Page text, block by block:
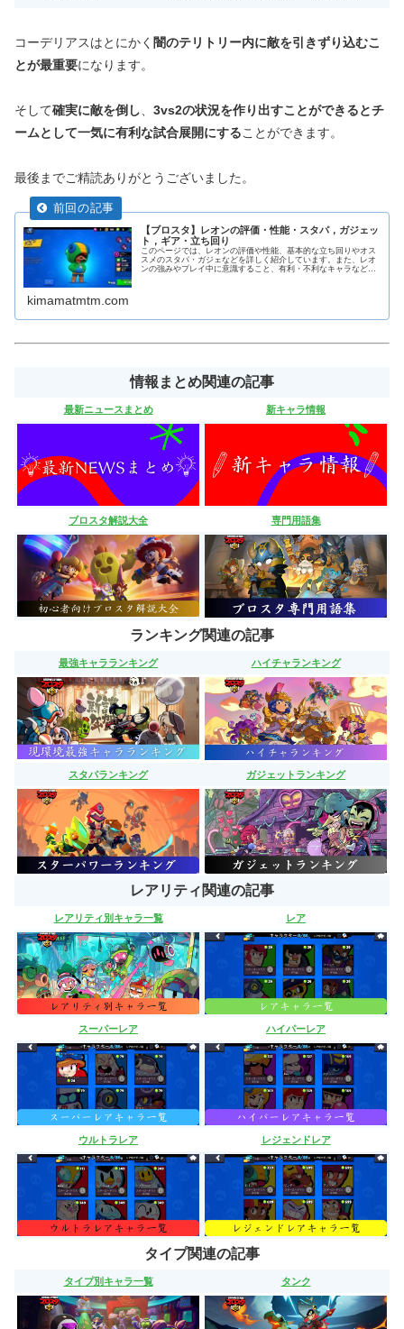
コーデリアスはとにかく 闇のテリトリー内に敵を引きずり込むこ
とが最重要になります。
そして確実に敵を倒し
3vs2の状況を作り出すことができるとチ
ームとして一気に有利な試合展開にすることができます。
最後までご精読ありがとうございました。
【ブロスタ】レオンの評価・性能・スタパ，ガジェッ
ト，ギア・立ち回り
このページでは、レオンの評価や性能、基本的な立ち回りやオス
スメのスタパ・ガジェなどを詳しく紹介しています。また、レオ
ンの強みやプレイ中に意識すること、有利・不利なキャラなどを
kimamatmtm.com
情報まとめ関連の記事
最新ニュースまとめ 新キャラ情報
ブロスタ解説大全 専門用語集
ランキング関連の記事
最強キャラランキング ハイチャランキング
スタパランキング ガジェットランキング
レアリティ関連の記事
レアリティ別キャラ一覧 レア
スーパーレア ハイパーレア
ウルトラレア レジェンドレア
タイプ関連の記事
タイプ別キャラ一覧 タンク